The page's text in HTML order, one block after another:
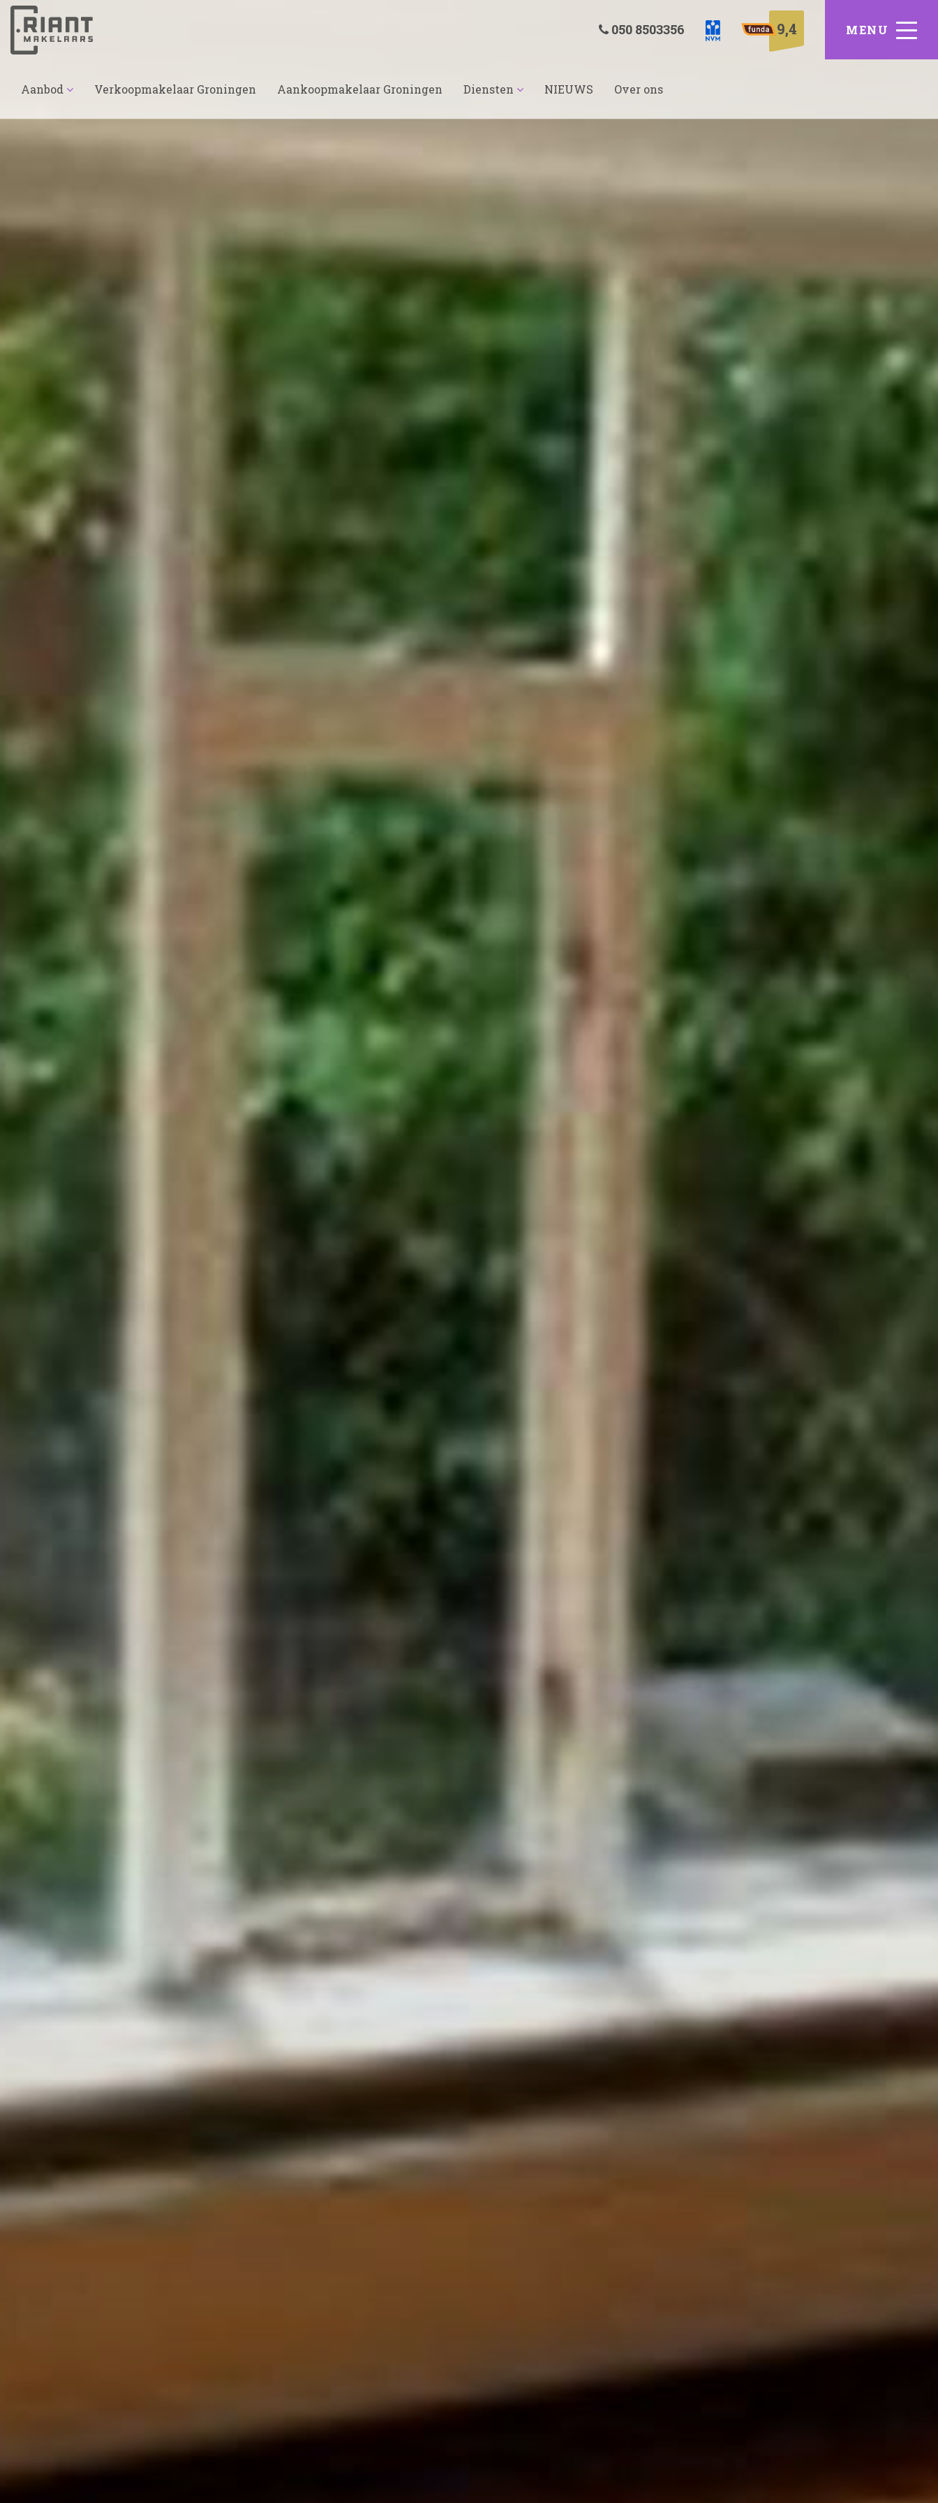
050 8503356 9,4
Aanbod Verkoopmakelaar Groningen Aankoopmakelaar Groningen Diensten NIEUWS Over ons